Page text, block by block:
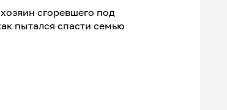
сгоревшего под
пытался спасти семью